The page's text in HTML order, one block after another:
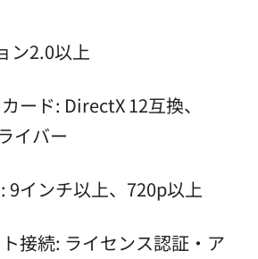
ン2.0以上
ード: DirectX 12互換、
イバー
9インチ以上、720p以上
接続: ライセンス認証・ア